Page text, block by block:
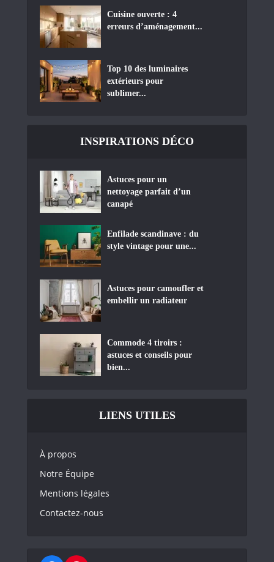
Cuisine ouverte : 4
erreurs d’aménagement...
Top 10 des luminaires
extérieurs pour
sublimer...
INSPIRATIONS DÉCO
Astuces pour un
nettoyage parfait d’un
canapé
Enfilade scandinave : du
style vintage pour une...
Astuces pour camoufler et
embellir un radiateur
Commode 4 tiroirs :
astuces et conseils pour
bien...
LIENS UTILES
À propos
Notre Équipe
Mentions légales
Contactez-nous